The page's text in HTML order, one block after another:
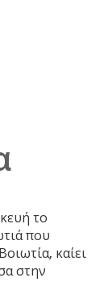
το
που
καίει
στην